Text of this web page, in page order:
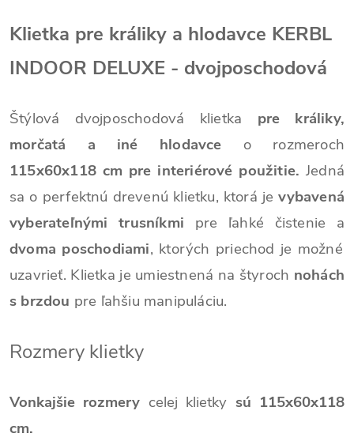
Klietka pre králiky a hlodavce KERBL
INDOOR DELUXE - dvojposchodová
Štýlová dvojposchodová klietka pre králiky,
morčatá a iné hlodavce o rozmeroch
115x60x118 cm pre interiérové použitie. Jedná
sa o perfektnú drevenú klietku, ktorá jevybavená
vyberateľnými trusníkmi pre ľahké čistenie a
dvoma poschodiami, ktorých priechod je možné
uzavrieť. Klietka je umiestnená na štyroch nohách
s brzdou pre ľahšiu manipuláciu.
Rozmery klietky
Vonkajšie rozmery celej klietky sú 115x60x118
cm.